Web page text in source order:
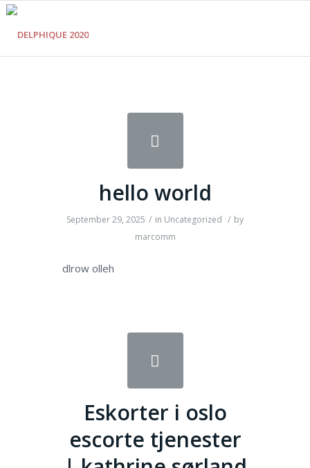
hello world
September 29, 2025 / in Uncategorized / by
marcomm
dlrow olleh
Eskorter i oslo
escorte tjenester